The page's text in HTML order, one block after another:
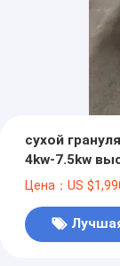
сухой
4kw-7.5kw
Цена：US